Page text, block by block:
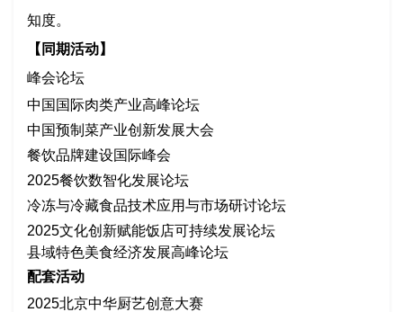
知度。
【同期活动】
峰会论坛
中国国际肉类产业高峰论坛
中国预制菜产业创新发展大会
餐饮品牌建设国际峰会
2025餐饮数智化发展论坛
冷冻与冷藏食品技术应用与市场研讨论坛
2025文化创新赋能饭店可持续发展论坛
县域特色美食经济发展高峰论坛
配套活动
2025北京中华厨艺创意大赛